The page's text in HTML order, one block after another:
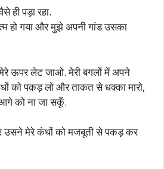
पड़ा रहा.
हो गया और मुझे अपनी गांड उसका
ऊपर लेट जाओ. मेरी बगलों में अपने
को पकड़ लो और ताकत से धक्का मारो,
को ना जा सकूँ.
उसने मेरे कंधों को मजबूती से पकड़ कर